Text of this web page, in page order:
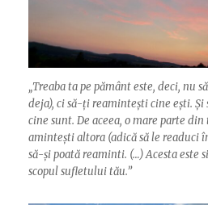
„Treaba ta pe pământ este, deci, nu
deja), ci să-ți reamintești cine ești.
cine sunt. De aceea, o mare parte din
amintești altora (adică să le readuci
să-și poată reaminti. (…) Acesta este
scopul sufletului tău.”